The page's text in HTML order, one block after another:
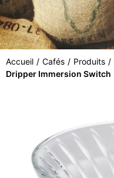
Accueil / Cafés / Produits /
Dripper Immersion Switch